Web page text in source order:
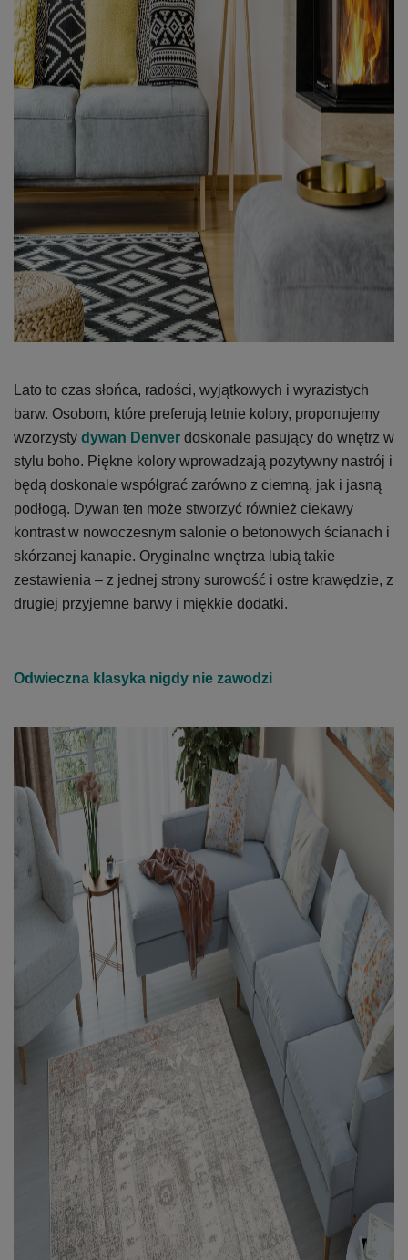
Lato to czas słońca, radości, wyjątkowych i wyrazistych
barw. Osobom, które preferują letnie kolory, proponujemy
wzorzysty dywan Denver doskonale pasujący do wnętrz w
stylu boho. Piękne kolory wprowadzają pozytywny nastrój i
będą doskonale współgrać zarówno z ciemną, jak i jasną
podłogą. Dywan ten może stworzyć również ciekawy
kontrast w nowoczesnym salonie o betonowych ścianach i
skórzanej kanapie. Oryginalne wnętrza lubią takie
zestawienia – z jednej strony surowość i ostre krawędzie, z
drugiej przyjemne barwy i miękkie dodatki.
Odwieczna klasyka nigdy nie zawodzi